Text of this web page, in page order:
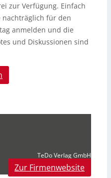
zur Verfügung. Einfach
nachträglich für den
anmelden und die
und Diskussionen sind
TeDo Verlag GmbH
Zur Firmenwebsite